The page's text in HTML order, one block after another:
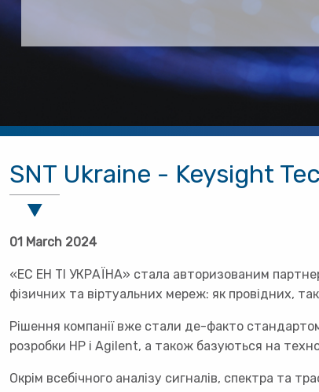
SNT Ukraine - Keysight
01 March 2024
«ЕС ЕН ТІ УКРАЇНА» стала авторизованим
фізичних та віртуальних мереж: як провідних,
Рішення компанії вже стали де-факто
розробки HP і Agilent, а також базуються на
Окрім всебічного аналізу сигналів, спектра та